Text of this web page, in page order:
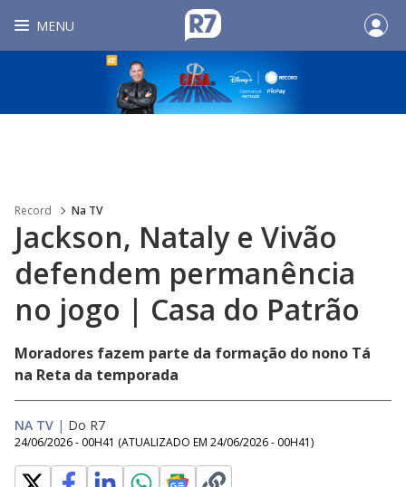
MENU
Record Na TV
Jackson, Nataly e Vivão
defendem permanência
no jogo | Casa do Patrão
Moradores fazem parte da formação do nono Tá
na Reta da temporada
NA TV | Do R7
24/06/2026 - 00H41 (ATUALIZADO EM 24/06/2026 - 00H41)